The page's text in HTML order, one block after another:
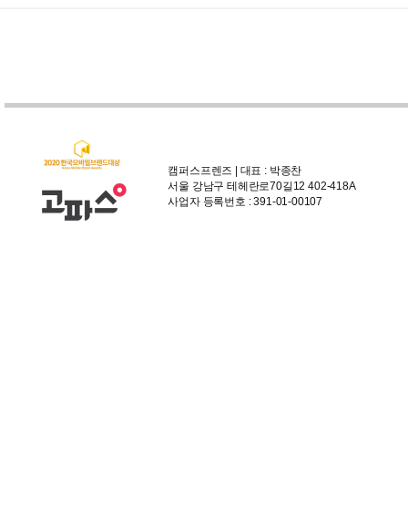
캠퍼스프렌즈 | 대표 : 박종찬
서울 강남구 테헤란로70길12 402-418A
사업자 등록번호 : 391-01-00107